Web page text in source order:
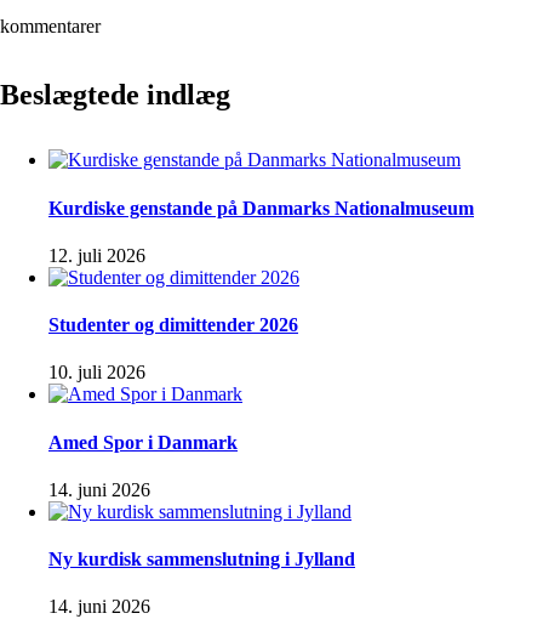
kommentarer
Beslægtede indlæg
Kurdiske genstande på Danmarks Nationalmuseum
12. juli 2026
Studenter og dimittender 2026
10. juli 2026
Amed Spor i Danmark
14. juni 2026
Ny kurdisk sammenslutning i Jylland
14. juni 2026